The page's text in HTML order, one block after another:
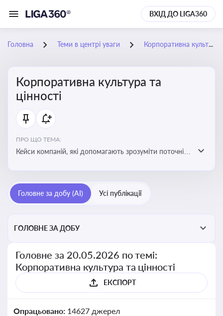
ВХІД ДО LIGA360
Головна Теми в центрі уваги Корпоративна культура та цінності
Корпоративна культура та
цінності
ПРО ЩО ТЕМА:
Кейси компаній, які допомагають зрозуміти поточні
бізнес-середовища
Головне за добу (AI) Усі публікації
ГОЛОВНЕ ЗА ДОБУ
Головне за 20.05.2026 по темі:
Корпоративна культура та цінності
ЕКСПОРТ
Опрацьовано: 14627 джерел